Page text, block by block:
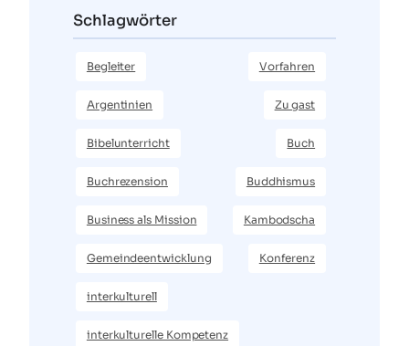
Schlagwörter
Begleiter Vorfahren
Argentinien Zu gast
Bibelunterricht Buch
Buchrezension Buddhismus
Business als Mission Kambodscha
Gemeindeentwicklung Konferenz
interkulturell
interkulturelle Kompetenz